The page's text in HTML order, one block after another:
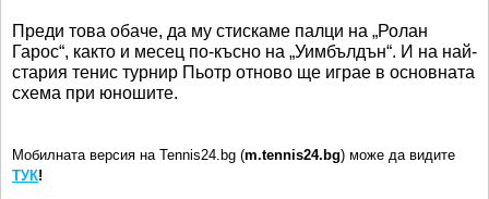
Преди това обаче, да му стискаме палци на „Ролан
Гарос“, както и месец по-късно на „Уимбълдън“. И на най-
стария тенис турнир Пьотр отново ще играе в основната
схема при юношите.
Мобилната версия на Tennis24.bg (m.tennis24.bg) може да видите
ТУК!